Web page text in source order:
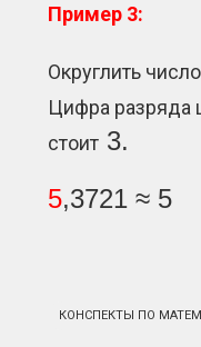
Пример 3:
Округлить число
Цифра разряда
стоит 3.
5,3721 ≈ 5
КОНСПЕКТЫ ПО